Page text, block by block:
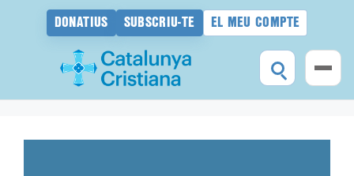
DONATIUS SUBSCRIU-TE EL MEU COMPTE